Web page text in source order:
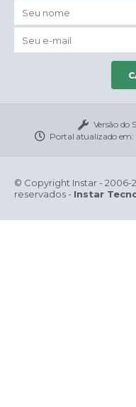
Versão do
Portal atualizado em:
© Copyright Instar - 2006-
reservados - Instar